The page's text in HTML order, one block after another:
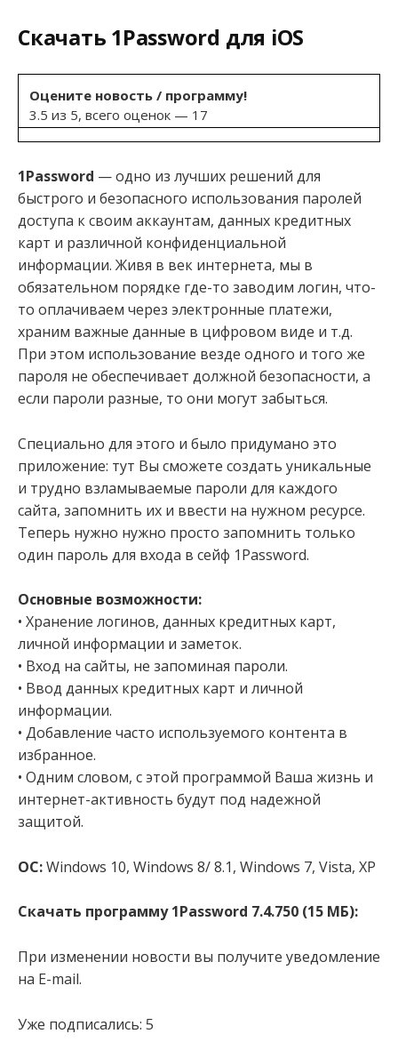
Скачать 1Password для iOS
Оцените новость / программу!
3.5 из 5, всего оценок — 17
1Password — одно из лучших решений для
быстрого и безопасного использования паролей
доступа к своим аккаунтам, данных кредитных
карт и различной конфиденциальной
информации. Живя в век интернета, мы в
обязательном порядке где-то заводим логин, что-
то оплачиваем через электронные платежи,
храним важные данные в цифровом виде и т.д.
При этом использование везде одного и того же
пароля не обеспечивает должной безопасности, а
если пароли разные, то они могут забыться.
Специально для этого и было придумано это
приложение: тут Вы сможете создать уникальные
и трудно взламываемые пароли для каждого
сайта, запомнить их и ввести на нужном ресурсе.
Теперь нужно нужно просто запомнить только
один пароль для входа в сейф 1Password.
Основные возможности:
• Хранение логинов, данных кредитных карт,
личной информации и заметок.
• Вход на сайты, не запоминая пароли.
• Ввод данных кредитных карт и личной
информации.
• Добавление часто используемого контента в
избранное.
• Одним словом, с этой программой Ваша жизнь и
интернет-активность будут под надежной
защитой.
ОС:Windows 10, Windows 8/ 8.1, Windows 7, Vista, XP
Скачать программу 1Password 7.4.750 (15 МБ):
При изменении новости вы получите уведомление
на E-mail.
Уже подписались: 5